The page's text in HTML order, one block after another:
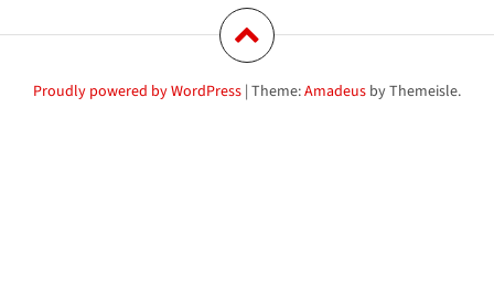
Proudly powered by WordPress | Theme:Amadeus by Themeisle.